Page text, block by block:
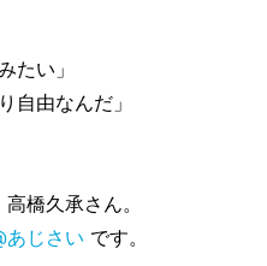
たい」
自由なんだ」
橋久承さん。
あじさい です。